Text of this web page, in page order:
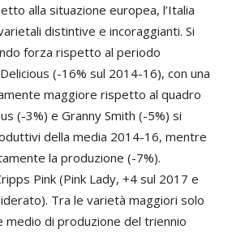
alla situazione europea, l’Italia
distintive e incoraggianti. Si
forza rispetto al periodo
(-16% sul 2014-16), con una
maggiore rispetto al quadro
(-3%) e Granny Smith (-5%) si
della media 2014-16, mentre
la produzione (-7%).
Pink (Pink Lady, +4 sul 2017 e
Tra le varietà maggiori solo
medio di produzione del triennio